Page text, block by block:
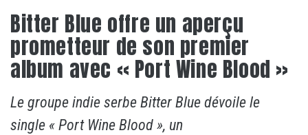
Bitter Blue offre un aperçu
prometteur de son premier
album avec « Port Wine Blood »
Le groupe indie serbe Bitter Blue dévoile le
single « Port Wine Blood », un